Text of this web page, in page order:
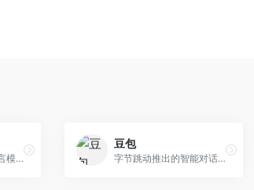
幻方量化研发的大语言模型平台，专注于深度推理和代码生成能力。面向开发者、研究人员和技术爱好者，提供强大的逻辑推理和数学计算功能，开源生态完善，API接口友好。
豆包
字节跳动推出的智能对话助手平台，提供文本创作、知识问答、英语学习等多种AI服务。面向普通用户和内容创作者，支持多轮对话和文件解析，免费使用，响应速度快，中文理解能力强。